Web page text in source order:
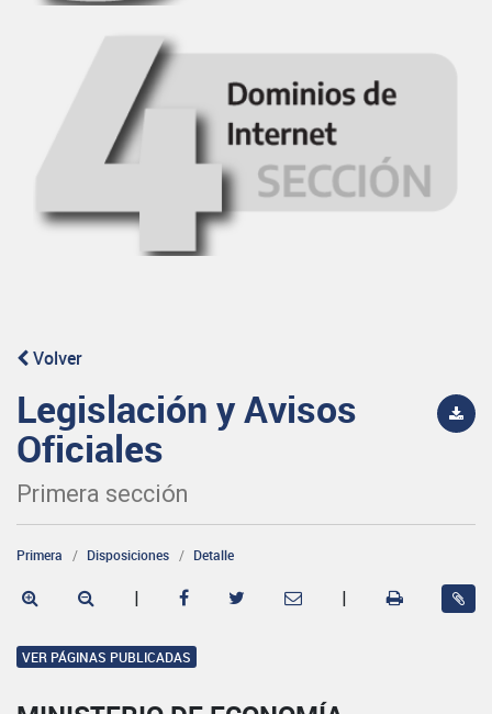
Volver
Legislación y Avisos
Oficiales
Primera sección
Primera Disposiciones Detalle
| |
VER PÁGINAS PUBLICADAS